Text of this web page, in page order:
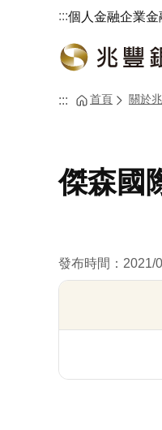
:::個人金融企業金
::: 首頁 關於
傑森國
發布時間：2021/